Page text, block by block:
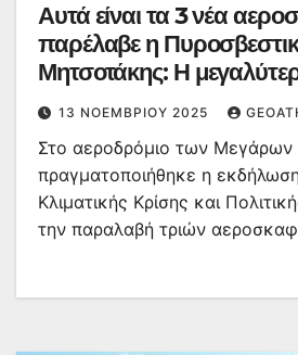
Αυτά είναι τα 3 νέα
παρέλαβε η
Μητσοτάκης: Η
στην ανθεκτικότητα της
13 ΝΟΕΜΒΡΊΟΥ 2025
Στο αεροδρόμιο των Μεγάρων
πραγματοποιήθηκε η
Κλιματικής Κρίσης και
την παραλαβή τριών